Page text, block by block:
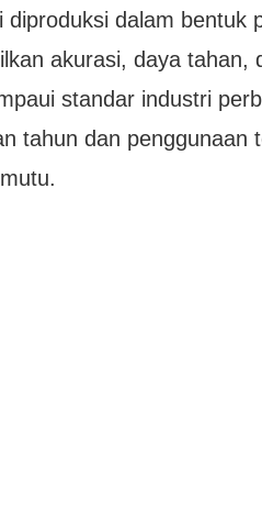
dalam bentuk
akurasi, daya tahan,
standar industri
tahun dan penggunaan